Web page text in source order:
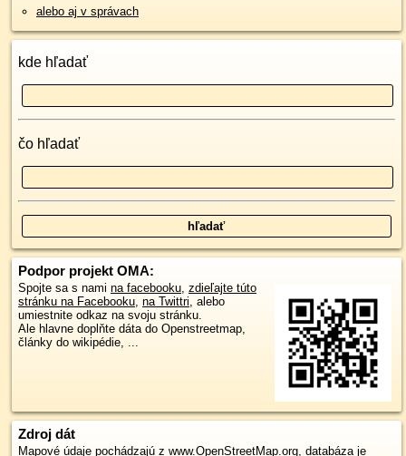
alebo aj v správach
kde hľadať
čo hľadať
Podpor projekt OMA:
Spojte sa s nami na facebooku, zdieľajte túto
stránku na Facebooku, na Twittri, alebo
umiestnite odkaz na svoju stránku.
Ale hlavne doplňte dáta do Openstreetmap,
články do wikipédie, ...
Zdroj dát
Mapové údaje pochádzajú z www.OpenStreetMap.org, databáza je